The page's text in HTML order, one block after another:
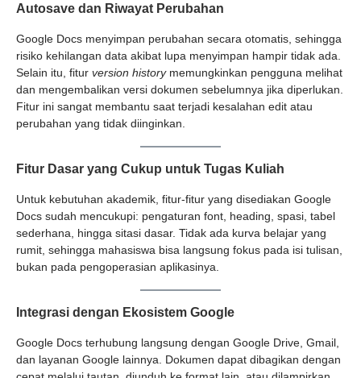
Autosave dan Riwayat Perubahan
Google Docs menyimpan perubahan secara otomatis, sehingga
risiko kehilangan data akibat lupa menyimpan hampir tidak ada.
Selain itu, fitur version historymemungkinkan pengguna melihat
dan mengembalikan versi dokumen sebelumnya jika diperlukan.
Fitur ini sangat membantu saat terjadi kesalahan edit atau
perubahan yang tidak diinginkan.
Fitur Dasar yang Cukup untuk Tugas Kuliah
Untuk kebutuhan akademik, fitur-fitur yang disediakan Google
Docs sudah mencukupi: pengaturan font, heading, spasi, tabel
sederhana, hingga sitasi dasar. Tidak ada kurva belajar yang
rumit, sehingga mahasiswa bisa langsung fokus pada isi tulisan,
bukan pada pengoperasian aplikasinya.
Integrasi dengan Ekosistem Google
Google Docs terhubung langsung dengan Google Drive, Gmail,
dan layanan Google lainnya. Dokumen dapat dibagikan dengan